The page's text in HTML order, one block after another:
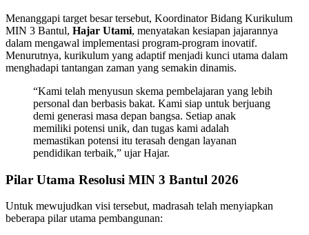
Menanggapi target besar tersebut, Koordinator Bidang Kurikulum
MIN 3 Bantul, Hajar Utami, menyatakan kesiapan jajarannya
dalam mengawal implementasi program-program inovatif.
Menurutnya, kurikulum yang adaptif menjadi kunci utama dalam
menghadapi tantangan zaman yang semakin dinamis.
“Kami telah menyusun skema pembelajaran yang lebih
personal dan berbasis bakat. Kami siap untuk berjuang
demi generasi masa depan bangsa. Setiap anak
memiliki potensi unik, dan tugas kami adalah
memastikan potensi itu terasah dengan layanan
pendidikan terbaik,” ujar Hajar.
Pilar Utama Resolusi MIN 3 Bantul 2026
Untuk mewujudkan visi tersebut, madrasah telah menyiapkan
beberapa pilar utama pembangunan: